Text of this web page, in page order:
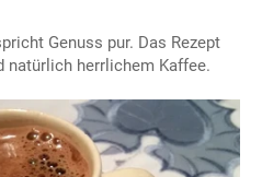
Genuss pur. Das Rezept
natürlich herrlichem Kaffee.